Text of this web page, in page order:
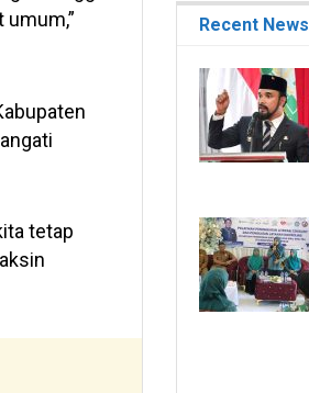
tetap
Recent News